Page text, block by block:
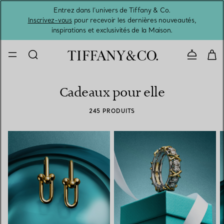
Entrez dans l’univers de Tiffany & Co.
Inscrivez-vouspour recevoir les dernières nouveautés,
inspirations et exclusivités de la Maison.
Cadeaux pour elle
245 PRODUITS